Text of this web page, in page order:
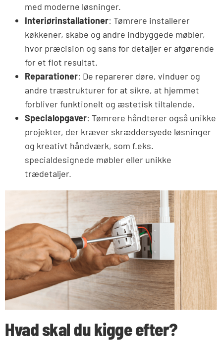
med moderne løsninger.
Interiørinstallationer: Tømrere installerer
køkkener, skabe og andre indbyggede møbler,
hvor præcision og sans for detaljer er afgørende
for et flot resultat.
Reparationer: De reparerer døre, vinduer og
andre træstrukturer for at sikre, at hjemmet
forbliver funktionelt og æstetisk tiltalende.
Specialopgaver: Tømrere håndterer også unikke
projekter, der kræver skræddersyede løsninger
og kreativt håndværk, som f.eks.
specialdesignede møbler eller unikke
trædetaljer.
Hvad skal du kigge efter?